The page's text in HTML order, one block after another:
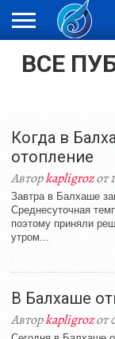
ЖАҢАЛЫҚТАР
НОВОСТИ
ВИДЕО
ОРКЕН
ВСЕ
Когда в
отопление
Авторkapligrozот
Завтра в Балхаше
Среднесуточная
поэтому приняли
утром...
В Балхаше
Авторkapligrozот